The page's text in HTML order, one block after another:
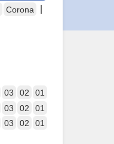
Corona
03 02 01
03 02 01
03 02
01